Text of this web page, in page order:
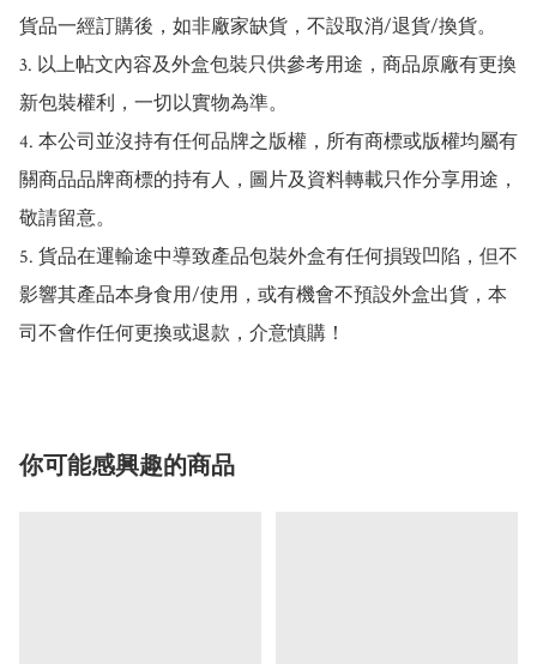
貨品一經訂購後，如非廠家缺貨，不設取消/退貨/換貨。
3. 以上帖文內容及外盒包裝只供參考用途，商品原廠有更換
新包裝權利，一切以實物為準。
4. 本公司並沒持有任何品牌之版權，所有商標或版權均屬有
關商品品牌商標的持有人，圖片及資料轉載只作分享用途，
敬請留意。
5. 貨品在運輸途中導致產品包裝外盒有任何損毀凹陷，但不
影響其產品本身食用/使用，或有機會不預設外盒出貨，本
司不會作任何更換或退款，介意慎購！
你可能感興趣的商品